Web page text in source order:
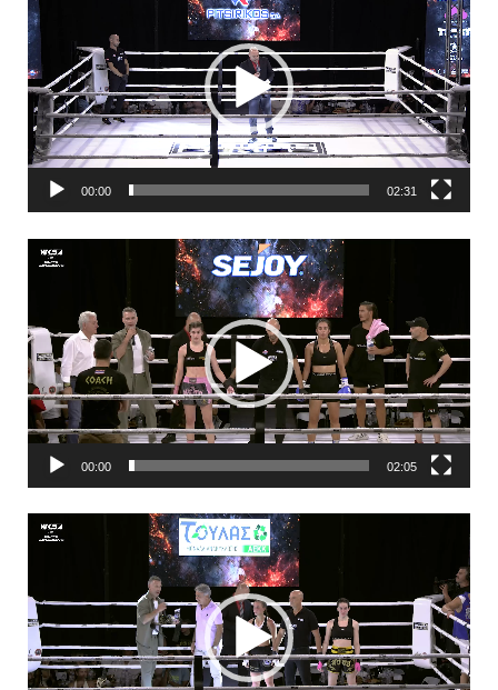
Αναπαραγωγής
Βίντεο
00:00 02:31
Πρόγραμμα
Αναπαραγωγής
Βίντεο
00:00 02:05
Πρόγραμμα
Αναπαραγωγής
Βίντεο